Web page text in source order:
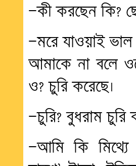
—কী করছেন কি?
—মরে যাওয়াই
আমাকে না বলে
ও? চুরি করেছে।
—চুরি? বুধরাম চুরি
—আমি কি মিথ্যে